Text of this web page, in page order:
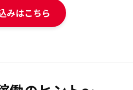
みはこちら